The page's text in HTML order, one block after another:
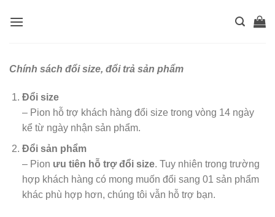
Chính sách đổi size, đổi trả sản phẩm
Đổi size
– Pion hỗ trợ khách hàng đổi size trong vòng 14 ngày
kể từ ngày nhận sản phẩm.
Đổi sản phẩm
– Pion ưu tiên hỗ trợ đổi size. Tuy nhiên trong trường
hợp khách hàng có mong muốn đổi sang 01 sản phẩm
khác phù hợp hơn, chúng tôi vẫn hỗ trợ bạn.